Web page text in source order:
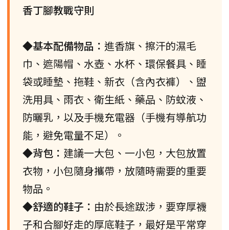
香丁腳教戰守則
◆基本配備物品： 進香旗、擦汗的濕毛
巾、遮陽帽、水壺、水杯、環保餐具、睡
袋或睡墊、拖鞋、新衣（含內衣褲）、盥
洗用具、雨衣、衛生紙、藥品、防蚊液、
防曬乳，以及手機充電器（手機有導航功
能，避免電量不足）。
◆背包： 建議一大包、一小包，大包放置
衣物，小包隨身攜帶，放隨時需要的重要
物品。
◆舒適的鞋子： 由於長途跋涉，要穿厚襪
子和合腳好走的厚底鞋子，最好是平常穿